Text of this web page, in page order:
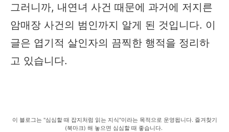
그러니까, 내연녀 사건 때문에 과거에 저지른
암매장 사건의 범인까지 알게 된 것입니다. 이
글은 엽기적 살인자의 끔찍한 행적을 정리하
고 있습니다.
이 블로그는 "심심할 때 잡지처럼 읽는 지식"이라는 목적으로 운영됩니다. 즐겨찾기
(북마크) 해 놓으면 심심할 때 좋습니다.